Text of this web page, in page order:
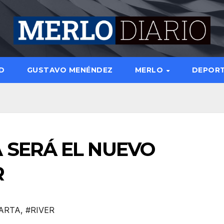
GUSTAVO MENÉNDEZ MERLO
EL NUEVO
, #RIVER